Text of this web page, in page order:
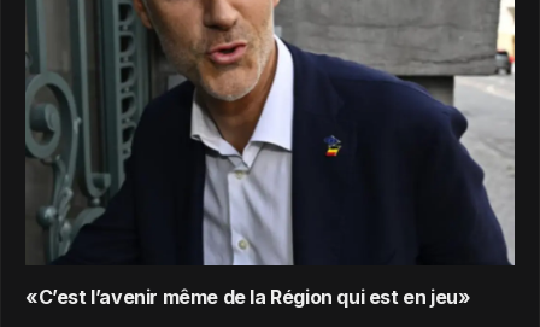
«C’est l’avenir même de la Région qui est en jeu»